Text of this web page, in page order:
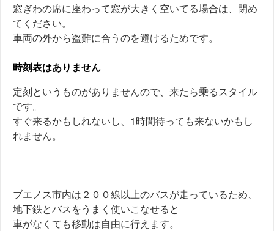
窓ぎわの席に座わって窓が大きく空いてる場合は、閉め
てください。
車両の外から盗難に合うのを避けるためです。
時刻表はありません
定刻というものがありませんので、来たら乗るスタイル
です。
すぐ来るかもしれないし、1時間待っても来ないかもし
れません。
ブエノス市内は２００線以上のバスが走っているため、
地下鉄とバスをうまく使いこなせると
車がなくても移動は自由に行えます。